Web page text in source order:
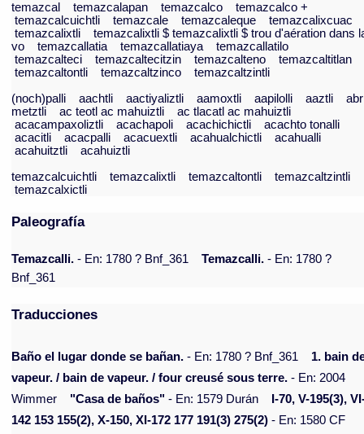
temazcal temazcalapan temazcalco
temazcalco +
temazcalcuichtli
temazcale temazcaleque
temazcalixcuac
temazcalixtli
temazcalixtli $ temazcalixtli $ trou d'aération dans
vo
temazcallatia temazcallatiaya
temazcallatilo
temazcalteci
temazcaltecitzin temazcalteno
temazcaltitlan
temazcaltontli
temazcaltzinco
temazcaltzintli
(noch)palli
aachtli aactiyaliztli aamoxtli aapilolli aaztli
metztli
ac teotl ac mahuiztli
ac tlacatl ac mahuiztli
acacampaxoliztli
acachapoli acachichictli
acachto tonalli
acacitli
acacpalli acacuextli acahualchictli
acahualli
acahuitztli
acahuiztli
temazcalcuichtli
temazcalixtli temazcaltontli
temazcaltzintli
temazcalxictli
Paleografía
Temazcalli. - En: 1780 ? Bnf_361 Temazcalli. - En: 1780 ?
Bnf_361
Traducciones
Baño el lugar donde se bañan. - En: 1780 ? Bnf_361
1. bain
vapeur. / bain de vapeur. / four creusé sous terre. - En: 2004
Wimmer
"Casa de baños" - En: 1579 Durán
I-70, V-195(3),
142 153 155(2), X-150, XI-172 177 191(3) 275(2) - En: 1580 CF